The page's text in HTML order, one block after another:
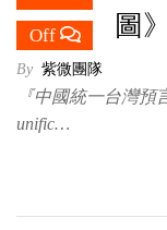
Off
圖
By 紫微團隊
『中國統一台灣預
unific…